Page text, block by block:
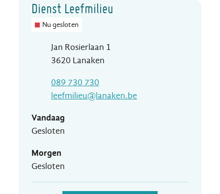
Dienst Leefmilieu
Nu gesloten
AdresJan Rosierlaan 1
,3620 Lanaken
089 730 730
E-mailleefmilieu@lanaken.be
Vandaag
Gesloten
Morgen
Gesloten